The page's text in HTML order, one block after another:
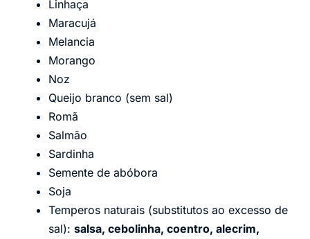
Linhaça
Maracujá
Melancia
Morango
Noz
Queijo branco (sem sal)
Romã
Salmão
Sardinha
Semente de abóbora
Soja
Temperos naturais (substitutos ao excesso de
sal): salsa, cebolinha, coentro, alecrim,